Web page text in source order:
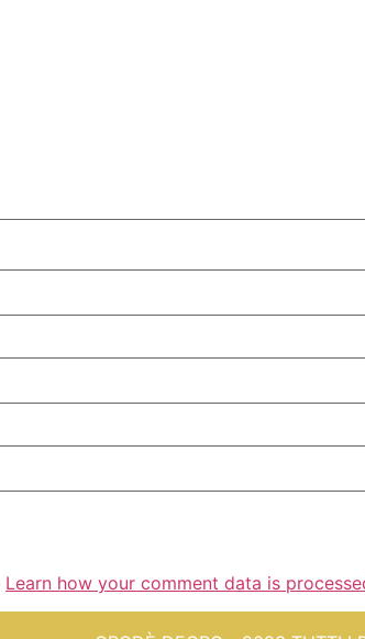
Learn how your comment data is